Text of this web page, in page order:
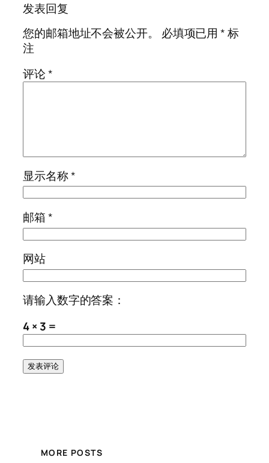
发表回复
您的邮箱地址不会被公开。
必填项已用*标
注
评论*
显示名称*
邮箱*
网站
请输入数字的答案：
4 × 3 =
MORE POSTS